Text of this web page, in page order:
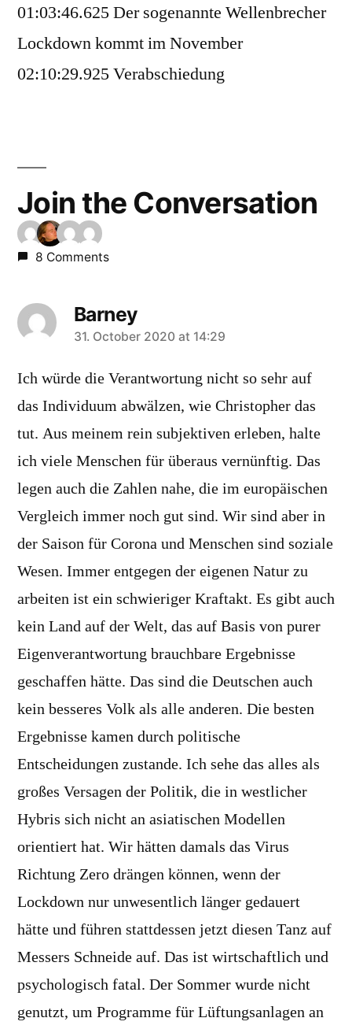
01:03:46.625 Der sogenannte Wellenbrecher
Lockdown kommt im November
02:10:29.925 Verabschiedung
Join the Conversation
8 Comments
Barney
says:
31. October 2020 at 14:29
Ich würde die Verantwortung nicht so sehr auf
das Individuum abwälzen, wie Christopher das
tut. Aus meinem rein subjektiven erleben, halte
ich viele Menschen für überaus vernünftig. Das
legen auch die Zahlen nahe, die im europäischen
Vergleich immer noch gut sind. Wir sind aber in
der Saison für Corona und Menschen sind soziale
Wesen. Immer entgegen der eigenen Natur zu
arbeiten ist ein schwieriger Kraftakt. Es gibt auch
kein Land auf der Welt, das auf Basis von purer
Eigenverantwortung brauchbare Ergebnisse
geschaffen hätte. Das sind die Deutschen auch
kein besseres Volk als alle anderen. Die besten
Ergebnisse kamen durch politische
Entscheidungen zustande. Ich sehe das alles als
großes Versagen der Politik, die in westlicher
Hybris sich nicht an asiatischen Modellen
orientiert hat. Wir hätten damals das Virus
Richtung Zero drängen können, wenn der
Lockdown nur unwesentlich länger gedauert
hätte und führen stattdessen jetzt diesen Tanz auf
Messers Schneide auf. Das ist wirtschaftlich und
psychologisch fatal. Der Sommer wurde nicht
genutzt, um Programme für Lüftungsanlagen an